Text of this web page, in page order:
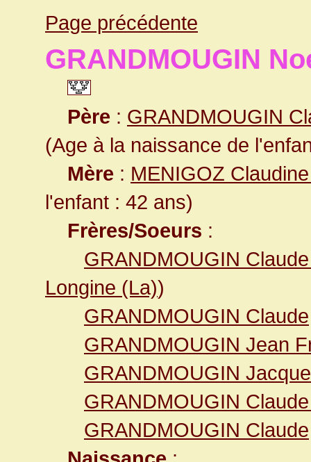
Page précédente
GRANDMOUGIN
Père : GRANDMOUGIN
(Age à la naissance de
Mère : MENIGOZ
l'enfant : 42 ans)
Frères/Soeurs :
GRANDMOUGIN
Longine (La))
GRANDMOUGIN Claude
GRANDMOUGIN Jean
GRANDMOUGIN
GRANDMOUGIN
GRANDMOUGIN Claude